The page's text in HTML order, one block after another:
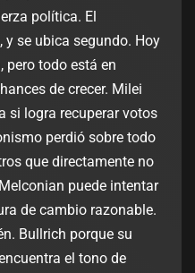
política. El
se ubica segundo. Hoy
pero todo está en
de crecer. Milei
si logra recuperar votos
perdió sobre todo
que directamente no
puede intentar
de cambio razonable.
Bullrich porque su
el tono de